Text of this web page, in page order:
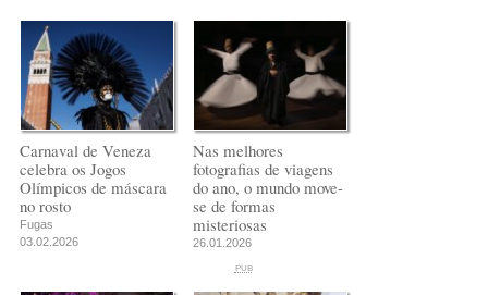
Carnaval de Veneza
celebra os Jogos
Olímpicos de máscara
no rosto
Fugas
03.02.2026
Nas melhores
fotografias de viagens
do ano, o mundo move-
se de formas
misteriosas
26.01.2026
PUB